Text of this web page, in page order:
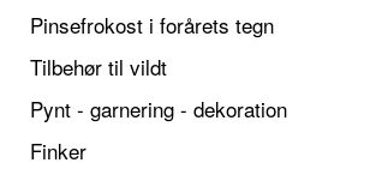
Pinsefrokost i forårets tegn
Tilbehør til vildt
Pynt - garnering - dekoration
Finker